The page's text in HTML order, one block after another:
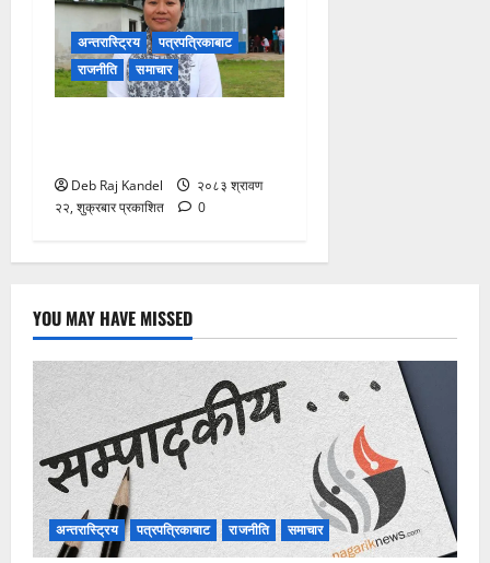
अन्तरास्ट्रिय
पत्रपत्रिकाबाट
राजनीति
समाचार
Deb Raj Kandel
२०८३ श्रावण
२२, शुक्रबार प्रकाशित
0
YOU MAY HAVE MISSED
अन्तरास्ट्रिय पत्रपत्रिकाबाट राजनीति समाचार